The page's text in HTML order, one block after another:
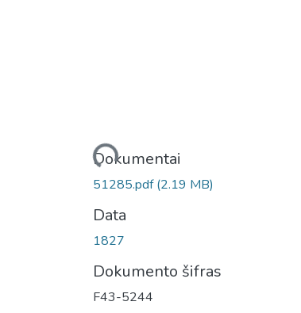
Įkeliama...
Dokumentai
51285.pdf(2.19 MB)
Data
1827
Dokumento šifras
F43-5244